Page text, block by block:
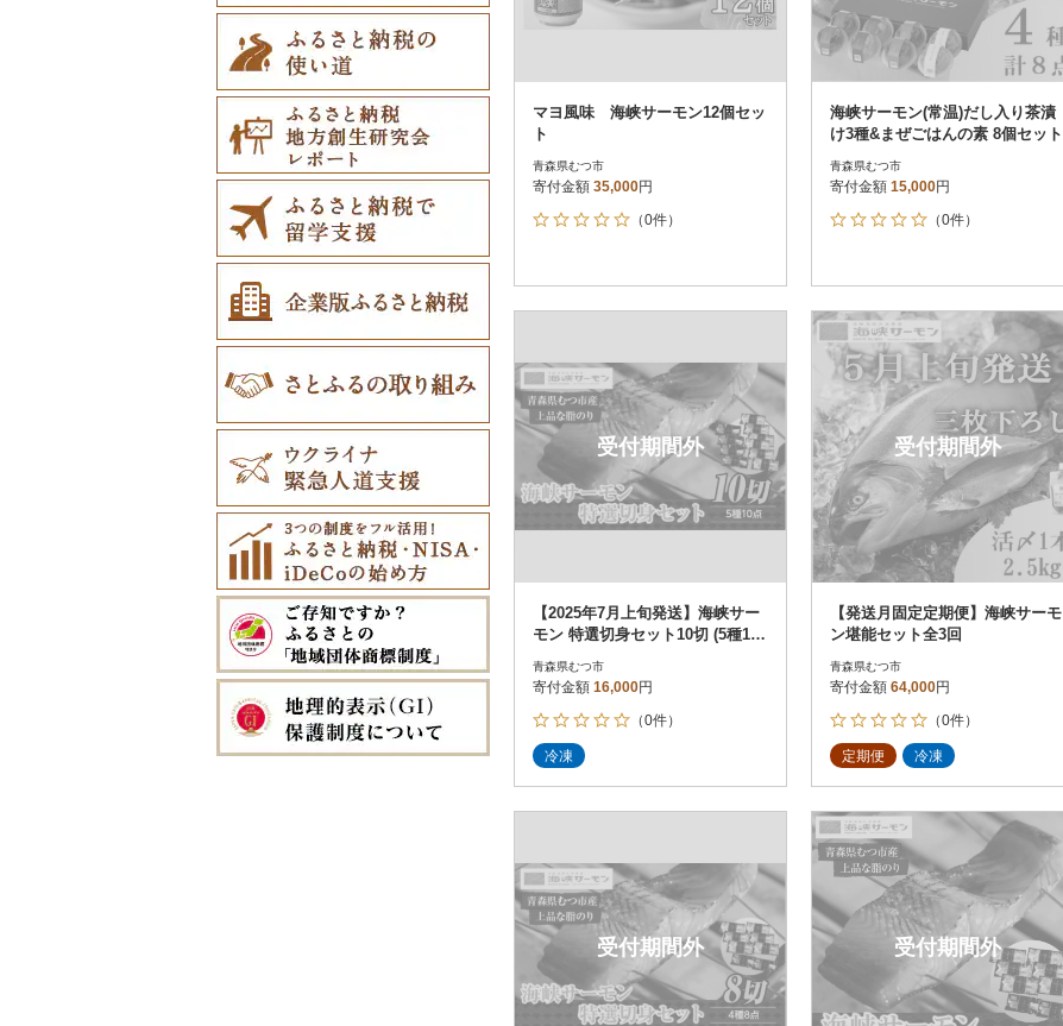
マヨ風味 海峡サーモン12個セッ
ト
青森県むつ市
寄付金額 35,000円
（0件）
海峡サーモン(常温)だし入り茶漬
け3種&まぜごはんの素 8個セット
青森県むつ市
寄付金額 15,000円
（0件）
受付期間外
【2025年7月上旬発送】海峡サー
モン 特選切身セット10切 (5種10
青森県むつ市
寄付金額 16,000円
（0件）
冷凍
受付期間外
【発送月固定定期便】海峡サーモ
ン堪能セット全3回
青森県むつ市
寄付金額 64,000円
（0件）
定期便 冷凍
受付期間外 受付期間外